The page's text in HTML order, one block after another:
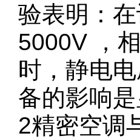
验表明：
5000V ，
时，静电
备的影响
2精密空调